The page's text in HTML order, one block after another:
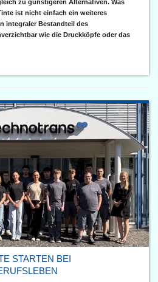
zu günstigeren Alternativen. Was
ist nicht einfach ein weiteres
integraler Bestandteil des
wie die Druckköpfe oder das
STARTEN BEI